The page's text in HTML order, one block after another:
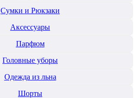
Сумки и Рюкзаки
Аксессуары
Парфюм
Головные уборы
Одежда из льна
Шорты